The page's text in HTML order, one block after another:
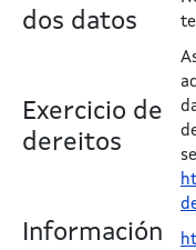
dos datos
Exercicio de
dereitos
Información